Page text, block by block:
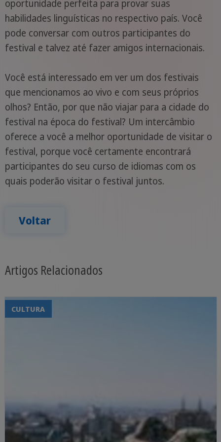
oportunidade perfeita para provar suas
habilidades linguísticas no respectivo país. Você
pode conversar com outros participantes do
festival e talvez até fazer amigos internacionais.
Você está interessado em ver um dos festivais
que mencionamos ao vivo e com seus próprios
olhos? Então, por que não viajar para a cidade do
festival na época do festival? Um intercâmbio
oferece a você a melhor oportunidade de visitar o
festival, porque você certamente encontrará
participantes do seu curso de idiomas com os
quais poderão visitar o festival juntos.
Voltar
Artigos Relacionados
CULTURA